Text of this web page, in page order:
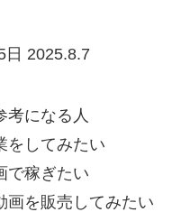
日 2025.8.7
考になる人
をしてみたい
で稼ぎたい
画を販売してみたい